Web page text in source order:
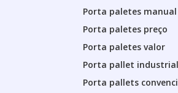
Porta paletes manual
Porta paletes preço
Porta paletes valor
Porta pallet industrial
Porta pallets